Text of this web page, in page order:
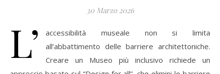
30 Marzo 2026
L’
accessibilità museale non si limita
all’abbattimento delle barriere architettoniche.
Creare un Museo più inclusivo richiede un